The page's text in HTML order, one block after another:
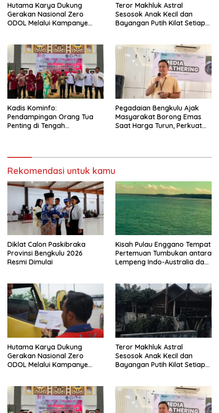
Hutama Karya Dukung
Gerakan Nasional Zero
ODOL Melalui Kampanye
Teror Makhluk Astral
Sesosok Anak Kecil dan
Bayangan Putih Kilat Setiap
Kadis Kominfo:
Pendampingan Orang Tua
Penting di Tengah
Pegadaian Bengkulu Ajak
Masyarakat Borong Emas
Saat Harga Turun, Perkuat
Rekomendasi untuk kamu
Diklat Calon Paskibraka
Provinsi Bengkulu 2026
Resmi Dimulai
Kisah Pulau Enggano Tempat
Pertemuan Tumbukan antara
Lempeng Indo-Australia dan
Terjadi Pelepasan Energi
Mendadak Potensi Gempa
8.4 SR dan Picu Tsunami 15
Meter
Hutama Karya Dukung
Gerakan Nasional Zero
ODOL Melalui Kampanye
Teror Makhluk Astral
Sesosok Anak Kecil dan
Bayangan Putih Kilat Setiap